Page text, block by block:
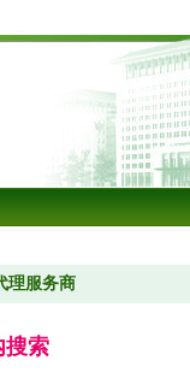
理服务商
搜索